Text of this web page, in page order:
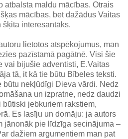
atbalsta maldu mācības. Otrais
mācības, bet dažādus Vaitas
šķita interesantāks.
lietotos atspēkojumus, man
pazīstamā pagātnē. Visi šie
vai bijušie adventisti, E.Vaitas
tā, it kā tie būtu Bībeles teksti.
būtu nekļūdīgi Dieva vārdi. Nedz
un izpratne, nedz daudzi
jebkuriem rakstiem,
Es lasīju un domāju: ja autors
jānonāk pie līdzīga secinājuma –
dažiem argumentiem man pat